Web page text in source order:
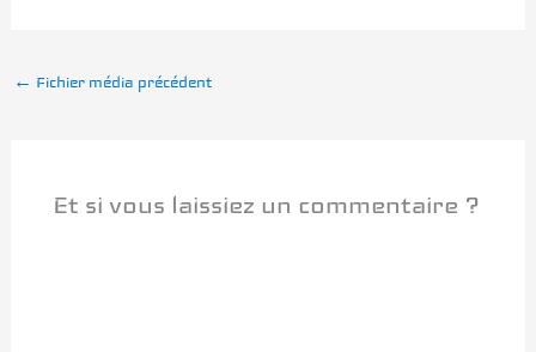
← Fichier média précédent
Et si vous laissiez un commentaire ?